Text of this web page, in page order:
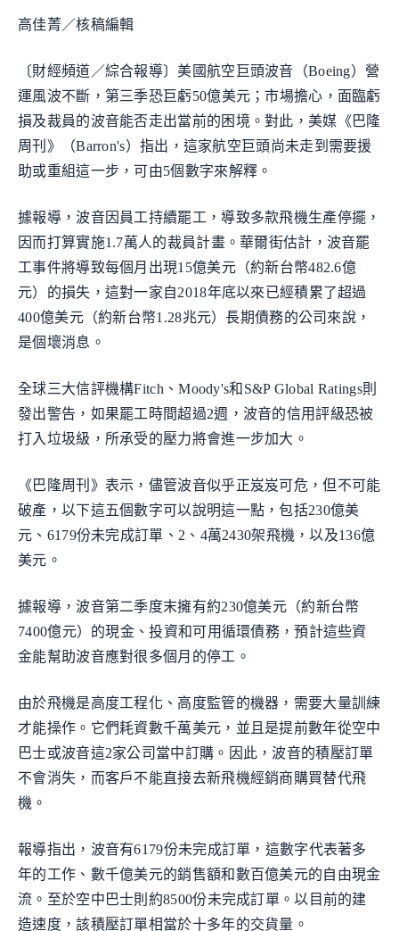
高佳菁／核稿編輯
〔財經頻道／綜合報導〕美國航空巨頭波音（Boeing）營
運風波不斷，第三季恐巨虧50億美元；市場擔心，面臨虧
損及裁員的波音能否走出當前的困境。對此，美媒《巴隆
周刊》（Barron's）指出，這家航空巨頭尚未走到需要援
助或重組這一步，可由5個數字來解釋。
據報導，波音因員工持續罷工，導致多款飛機生產停擺，
因而打算實施1.7萬人的裁員計畫。華爾街估計，波音罷
工事件將導致每個月出現15億美元（約新台幣482.6億
元）的損失，這對一家自2018年底以來已經積累了超過
400億美元（約新台幣1.28兆元）長期債務的公司來說，
是個壞消息。
全球三大信評機構Fitch、Moody's和S&P Global Ratings則
發出警告，如果罷工時間超過2週，波音的信用評級恐被
打入垃圾級，所承受的壓力將會進一步加大。
《巴隆周刊》表示，儘管波音似乎正岌岌可危，但不可能
破產，以下這五個數字可以說明這一點，包括230億美
元、6179份未完成訂單、2、4萬2430架飛機，以及136億
美元。
據報導，波音第二季度末擁有約230億美元（約新台幣
7400億元）的現金、投資和可用循環債務，預計這些資
金能幫助波音應對很多個月的停工。
由於飛機是高度工程化、高度監管的機器，需要大量訓練
才能操作。它們耗資數千萬美元，並且是提前數年從空中
巴士或波音這2家公司當中訂購。因此，波音的積壓訂單
不會消失，而客戶不能直接去新飛機經銷商購買替代飛
機。
報導指出，波音有6179份未完成訂單，這數字代表著多
年的工作、數千億美元的銷售額和數百億美元的自由現金
流。至於空中巴士則約8500份未完成訂單。以目前的建
造速度，該積壓訂單相當於十多年的交貨量。